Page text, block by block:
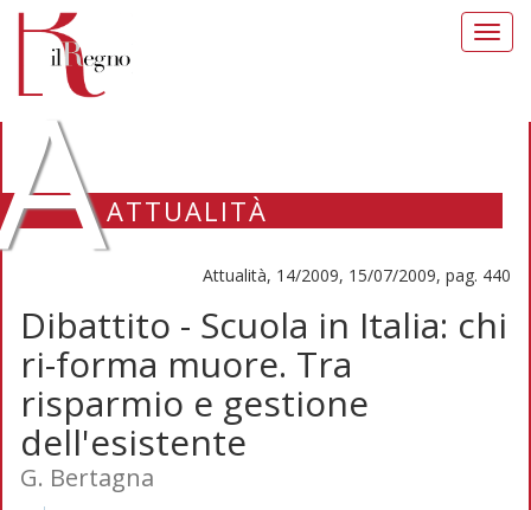
ATTUALITÀ
Attualità, 14/2009, 15/07/2009, pag. 440
Dibattito - Scuola in Italia: chi
ri-forma muore. Tra
risparmio e gestione
dell'esistente
G. Bertagna